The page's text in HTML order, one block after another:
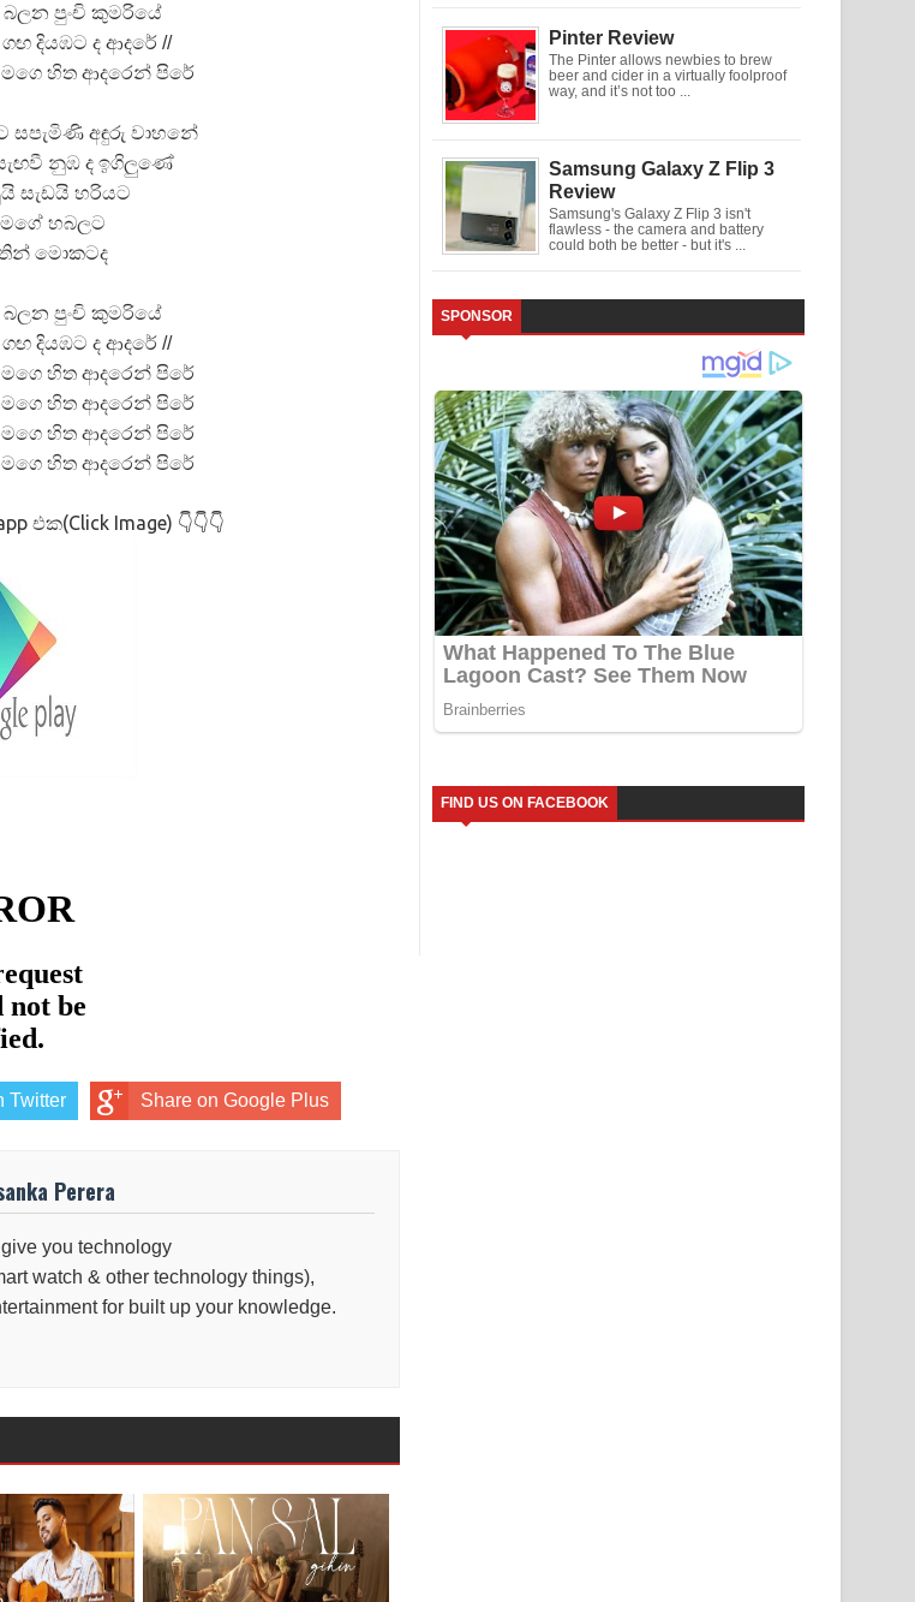
පුංචි කුමරියේ
දියඹට ද ආදරේ //
හිත ආදරෙන් පිරේ
සපැමිණි අඳුරු වාහනේ
නුඹ ද ඉගිලුණේ
සැඩයි හරියට
මගේ හබලට
මොකටද
පුංචි කුමරියේ
දියඹට ද ආදරේ //
හිත ආදරෙන් පිරේ
හිත ආදරෙන් පිරේ
හිත ආදරෙන් පිරේ
හිත ආදරෙන් පිරේ
එක(Click Image) 👇👇👇
Twitter Share on Google Plus
Perera
you technology
watch & other technology things),
for built up your knowledge.
Pinter Review
The Pinter allows newbies to brew
beer and cider in a virtually foolproof
way, and it’s not too ...
Samsung Galaxy Z Flip 3
Review
Samsung's Galaxy Z Flip 3 isn't
flawless - the camera and battery
could both be better - but it's ...
SPONSOR
FIND US ON FACEBOOK